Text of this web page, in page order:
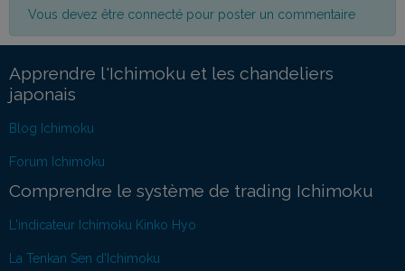
Vous devez être connecté pour poster un commentaire
Apprendre l'Ichimoku et les chandeliers
japonais
Blog Ichimoku
Forum Ichimoku
Comprendre le système de trading Ichimoku
L'indicateur Ichimoku Kinko Hyo
La Tenkan Sen d'Ichimoku